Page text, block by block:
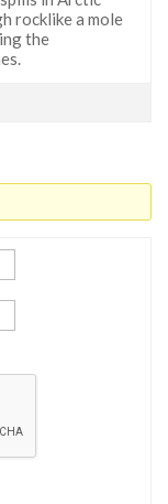
rocklike a mole
the